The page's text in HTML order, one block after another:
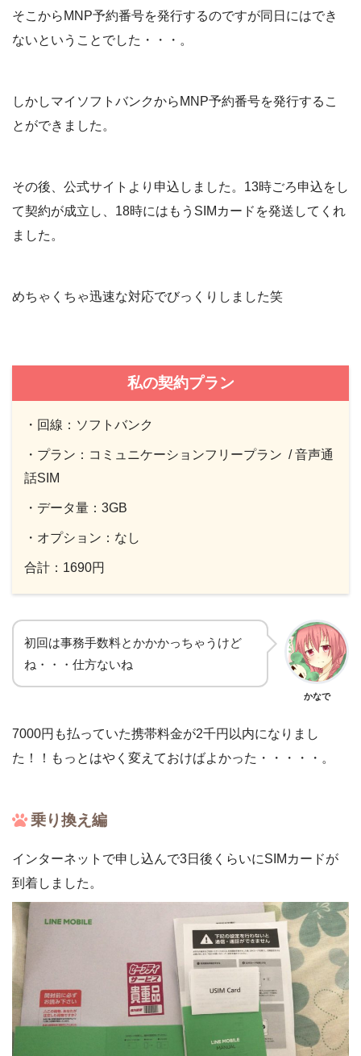
そこからMNP予約番号を発行するのですが同日にはでき
ないということでした・・・。
しかしマイソフトバンクからMNP予約番号を発行するこ
とができました。
その後、公式サイトより申込しました。13時ごろ申込をし
て契約が成立し、18時にはもうSIMカードを発送してくれ
ました。
めちゃくちゃ迅速な対応でびっくりしました笑
私の契約プラン
・回線：ソフトバンク
・プラン：コミュニケーションフリープラン / 音声通
話SIM
・データ量：3GB
・オプション：なし
合計：1690円
初回は事務手数料とかかかっちゃうけど
ね・・・仕方ないね
かなで
7000円も払っていた携帯料金が2千円以内になりまし
た！！もっとはやく変えておけばよかった・・・・・。
乗り換え編
インターネットで申し込んで3日後くらいにSIMカードが
到着しました。